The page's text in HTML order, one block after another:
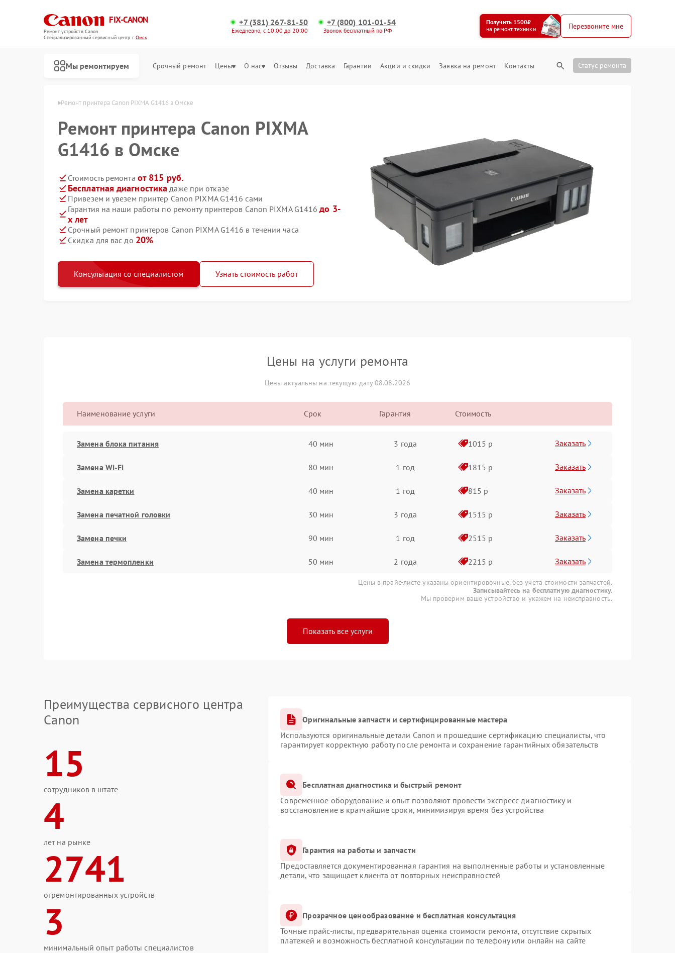
FIX-CANON
Ремонт устройств Canon
Специализированный cервисный центр г.Омск
+7 (381) 267-81-50
Ежедневно, с 10:00 до 20:00
+7 (800) 101-01-54
Звонок бесплатный по РФ
Получить 1500₽
на ремонт техники
Перезвоните мне
Мы ремонтируем Срочный ремонт Цены О нас Отзывы Доставка Гарантии Акции и скидки Заявка на ремонт Контакты Статус ремонта
Ремонт принтера Canon PIXMA G1416 в Омске
Ремонт принтера Canon PIXMA
G1416 в Омске
Стоимость ремонта от 815 руб.
Бесплатная диагностика даже при отказе
Привезем и увезем принтер Canon PIXMA G1416 сами
Гарантия на наши работы по ремонту принтеров Canon PIXMA G1416до 3-
х лет
Срочный ремонт принтеров Canon PIXMA G1416 в течении часа
Скидка для вас до 20%
Консультация со специалистом Узнать стоимость работ
Цены на услуги ремонта
Цены актуальны на текущую дату 08.08.2026
Наименование услуги Срок Гарантия Стоимость
Замена блока питания 40 мин 3 года 1015 р Заказать
Замена Wi-Fi 80 мин 1 год 1815 р Заказать
Замена каретки 40 мин 1 год 815 р Заказать
Замена печатной головки 30 мин 3 года 1515 р Заказать
Замена печки 90 мин 1 год 2515 р Заказать
Замена термопленки 50 мин 2 года 2215 р Заказать
Цены в прайс-листе указаны ориентировочные, без учета стоимости запчастей.
Записывайтесь на бесплатную диагностику.
Мы проверим ваше устройство и укажем на неисправность.
Показать все услуги
Преимущества сервисного центра
Canon
15
сотрудников в штате
4
лет на рынке
2741
отремонтированных устройств
3
минимальный опыт работы специалистов
Оригинальные запчасти и сертифицированные мастера
Используются оригинальные детали Canon и прошедшие сертификацию специалисты, что
гарантирует корректную работу после ремонта и сохранение гарантийных обязательств
Бесплатная диагностика и быстрый ремонт
Современное оборудование и опыт позволяют провести экспресс-диагностику и
восстановление в кратчайшие сроки, минимизируя время без устройства
Гарантия на работы и запчасти
Предоставляется документированная гарантия на выполненные работы и установленные
детали, что защищает клиента от повторных неисправностей
Прозрачное ценообразование и бесплатная консультация
Точные прайс-листы, предварительная оценка стоимости ремонта, отсутствие скрытых
платежей и возможность бесплатной консультации по телефону или онлайн на сайте